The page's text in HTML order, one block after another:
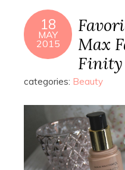
18
MAY
2015
Max
Finity
categories: Beauty